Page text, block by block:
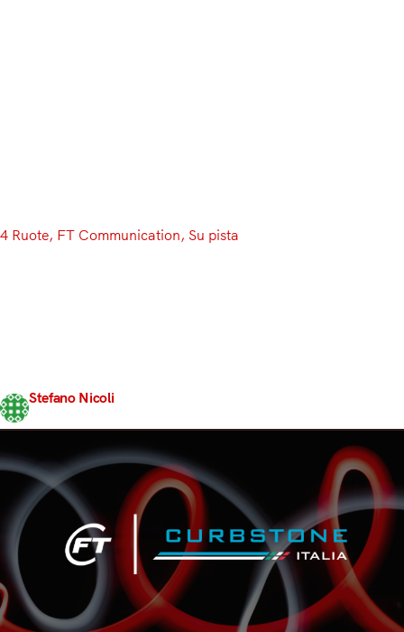
4 Ruote, FT Communication, Su pista
Stefano Nicoli